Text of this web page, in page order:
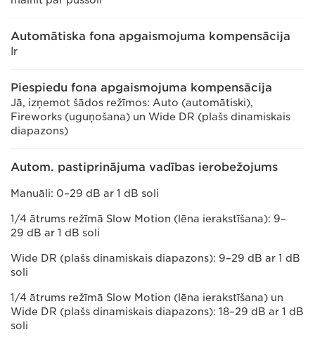
Automātiska fona apgaismojuma kompensācija
Ir
Piespiedu fona apgaismojuma kompensācija
Jā, izņemot šādos režīmos: Auto (automātiski),
Fireworks (uguņošana) un Wide DR (plašs dinamiskais
diapazons)
Autom. pastiprinājuma vadības ierobežojums
Manuāli: 0–29 dB ar 1 dB soli
1/4 ātrums režīmā Slow Motion (lēna ierakstīšana): 9–
29 dB ar 1 dB soli
Wide DR (plašs dinamiskais diapazons): 9–29 dB ar 1 dB
soli
1/4 ātrums režīmā Slow Motion (lēna ierakstīšana) un
Wide DR (plašs dinamiskais diapazons): 18–29 dB ar 1 dB
soli